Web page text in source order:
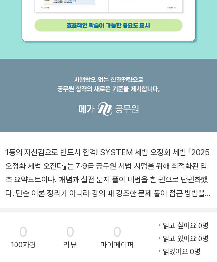
1등의 자신감으로 반드시 합격! SYSTEM 세법 오정화 세법 『2025
오정화 세법 오진다』는 7·9급 공무원 세법 시험을 위해 최적화된 압
축 요약노트이다. 개념과 실전 문제 풀이 비법을 한 권으로 단권화했
다. 단순 이론 정리가 아니라 강의 때 강조한 문제 풀이 접근 방법을
여 한눈에 이해될 수 있는 구조로 집필했다. 『2025 오정화 세법 오진
다』의 특징은 다음과 같다. 1. 기본서에서 다룬 내용을 빠짐없이 다루
고 있다. 2. 오쌤Tip을 통해 문제 풀이 비법을 모두 담았다. 3. 항목별
0
100자평
0
리뷰
0
마이페이퍼
읽고 싶어요 0명
읽고 있어요 0명
읽었어요 0명